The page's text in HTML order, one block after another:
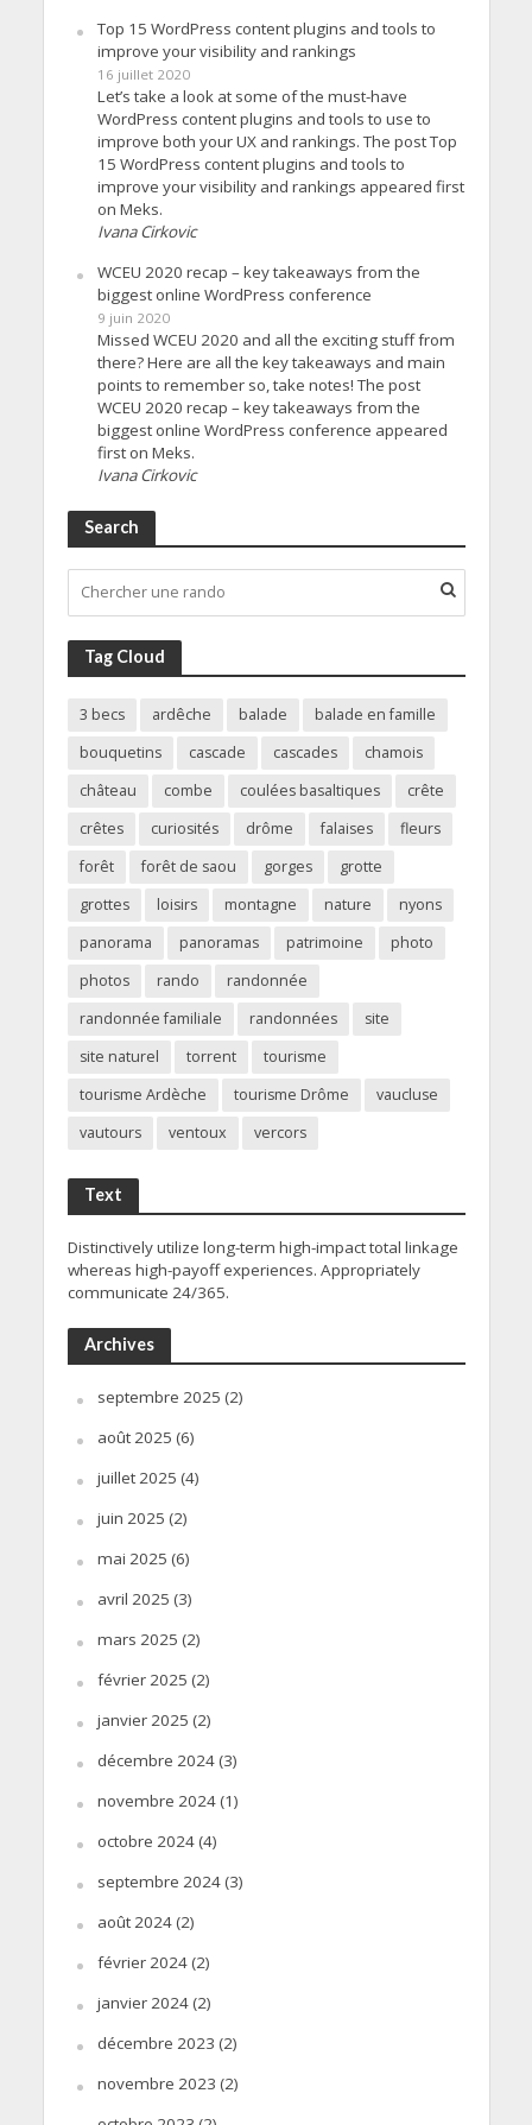
Top 15 WordPress content plugins and tools to
improve your visibility and rankings
16 juillet 2020
Let’s take a look at some of the must-have
WordPress content plugins and tools to use to
improve both your UX and rankings. The post Top
15 WordPress content plugins and tools to
improve your visibility and rankings appeared first
on Meks.
Ivana Cirkovic
WCEU 2020 recap – key takeaways from the
biggest online WordPress conference
9 juin 2020
Missed WCEU 2020 and all the exciting stuff from
there? Here are all the key takeaways and main
points to remember so, take notes! The post
WCEU 2020 recap – key takeaways from the
biggest online WordPress conference appeared
first on Meks.
Ivana Cirkovic
Search
Tag Cloud
3 becs ardêche balade
balade en famille
bouquetins
cascade cascades
chamois
château
combe coulées basaltiques
crête
crêtes
curiosités drôme falaises
fleurs
forêt
forêt de saou gorges
grotte
grottes
loisirs montagne nature
nyons
panorama
panoramas patrimoine
photo
photos
rando
randonnée
randonnée familiale
randonnées
site
site naturel
torrent
tourisme
tourisme Ardèche
tourisme Drôme
vaucluse
vautours
ventoux vercors
Text
Distinctively utilize long-term high-impact total linkage
whereas high-payoff experiences. Appropriately
communicate 24/365.
Archives
septembre 2025 (2)
août 2025 (6)
juillet 2025 (4)
juin 2025 (2)
mai 2025 (6)
avril 2025 (3)
mars 2025 (2)
février 2025 (2)
janvier 2025 (2)
décembre 2024(3)
novembre 2024(1)
octobre 2024(4)
septembre 2024(3)
août 2024(2)
février 2024(2)
janvier 2024(2)
décembre 2023 (2)
novembre 2023 (2)